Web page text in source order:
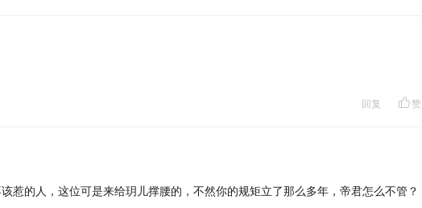
回复 赞
惹的人，这位可是来给玥儿撑腰的，不然你的规矩立了那么多年，帝君怎么不管？